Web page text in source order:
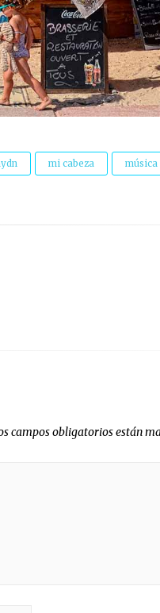
mi cabeza música
campos obligatorios están